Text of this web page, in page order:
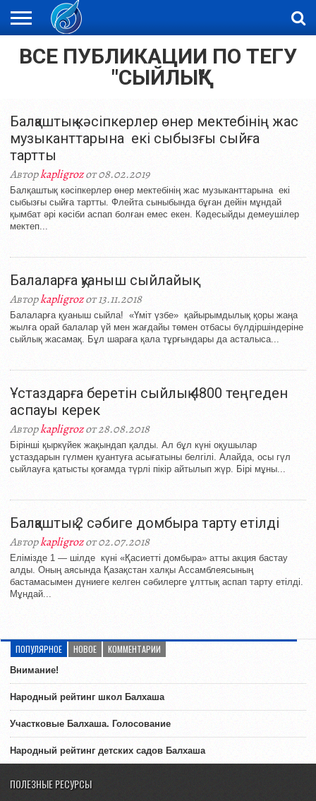
ЖАҢАЛЫҚТАР
НОВОСТИ
ВИДЕО
ФОТОРЕПОРТАЖИ
ОРКЕН
ВСЕ ПУБЛИКАЦИИ ПО ТЕГУ
"СЫЙЛЫҚ"
Балқаштық кәсіпкерлер өнер мектебінің жас
музыканттарына екі сыбызғы сыйға
тартты
Авторkapligrozот 08.02.2019
Балқаштық кәсіпкерлер өнер мектебінің жас музыканттарына екі
сыбызғы сыйға тартты. Флейта сыныбында бұған дейін мұндай
қымбат әрі кәсіби аспап болған емес екен. Кәдесыйды демеушілер
мектеп...
Балаларға қуаныш сыйлайық
Авторkapligrozот 13.11.2018
Балаларға қуаныш сыйла! «Үміт үзбе» қайырымдылық қоры жаңа
жылға орай балалар үй мен жағдайы төмен отбасы бүлдіршіндеріне
сыйлық жасамақ. Бұл шараға қала тұрғындары да асталыса...
Ұстаздарға беретін сыйлық 4800 теңгеден
аспауы керек
Авторkapligrozот 28.08.2018
Бірінші қыркүйек жақындап қалды. Ал бұл күні оқушылар
ұстаздарын гүлмен қуантуға асығатыны белгілі. Алайда, осы гүл
сыйлауға қатысты қоғамда түрлі пікір айтылып жүр. Бірі мұны...
Балқаштық 2 сәбиге домбыра тарту етілді
Авторkapligrozот 02.07.2018
Елімізде 1 — шілде күні «Қасиетті домбыра» атты акция бастау
алды. Оның аясында Қазақстан халқы Ассамблеясының
бастамасымен дүниеге келген сәбилерге ұлттық аспап тарту етілді.
Мұндай...
ПОПУЛЯРНОЕ НОВОЕ КОММЕНТАРИИ
Внимание!
Народный рейтинг школ Балхаша
Участковые Балхаша. Голосование
Народный рейтинг детских садов Балхаша
ПОЛЕЗНЫЕ РЕСУРСЫ